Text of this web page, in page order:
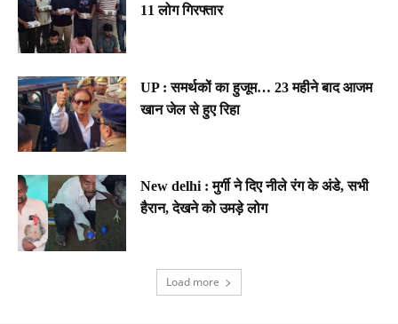
11 लोग गिरफ्तार
UP : समर्थकों का हुजूम… 23 महीने बाद आजम
खान जेल से हुए रिहा
New delhi : मुर्गी ने दिए नीले रंग के अंडे, सभी
हैरान, देखने को उमड़े लोग
Load more